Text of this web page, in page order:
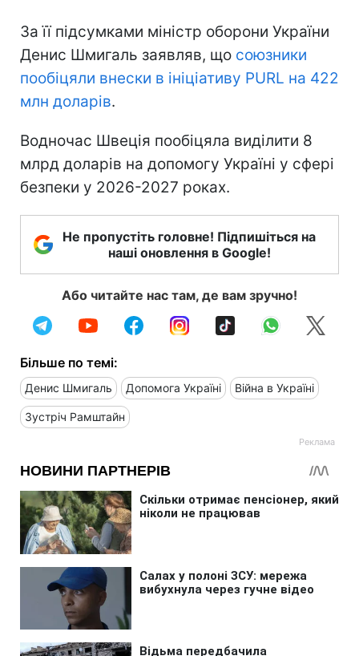
За її підсумками міністр оборони України
Денис Шмигаль заявляв, що союзники
пообіцяли внески в ініціативу PURL на 422
млн доларів.
Водночас Швеція пообіцяла виділити 8
млрд доларів на допомогу Україні у сфері
безпеки у 2026-2027 роках.
Не пропустіть головне! Підпишіться на
наші оновлення в Google!
Або читайте нас там, де вам зручно!
Більше по темі:
Денис Шмигаль Допомога Україні Війна в Україні
Зустріч Рамштайн